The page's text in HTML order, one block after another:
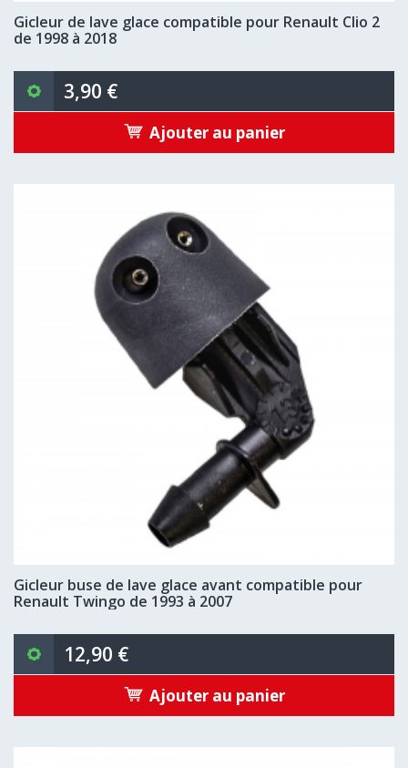
Gicleur de lave glace compatible pour Renault Clio 2
de 1998 à 2018
3,90 €
Ajouter au panier
Gicleur buse de lave glace avant compatible pour
Renault Twingo de 1993 à 2007
12,90 €
Ajouter au panier